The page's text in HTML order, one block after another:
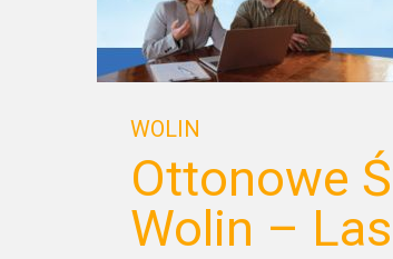
WOLIN
Ottonowe
Wolin –